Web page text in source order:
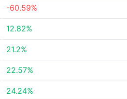
-60.59%
12.82%
21.2%
22.57%
24.24%